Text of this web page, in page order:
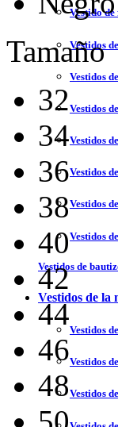
Vestido
Vestidos
Vestidos
Vestidos
Vestidos
Vestidos
Vestidos
Vestidos
Vestidos de
Vestidos de la
Vestidos
Vestidos
Vestidos
Tamaño
32
34
36
38
40
42
44
46
48